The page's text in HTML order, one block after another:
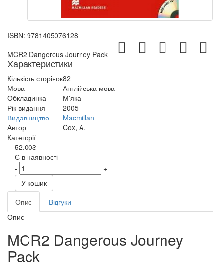
ISBN: 9781405076128
MCR2 Dangerous Journey Pack
Характеристики
Кількість сторінок82
Мова
Англійська мова
Обкладинка
М'яка
Рік видання
2005
Видавництво
Macmillan
Автор
Cox, A.
Категорії
52.00₴
Є в наявності
-
+
У кошик
Опис
Відгуки
Опис
MCR2 Dangerous Journey
Pack